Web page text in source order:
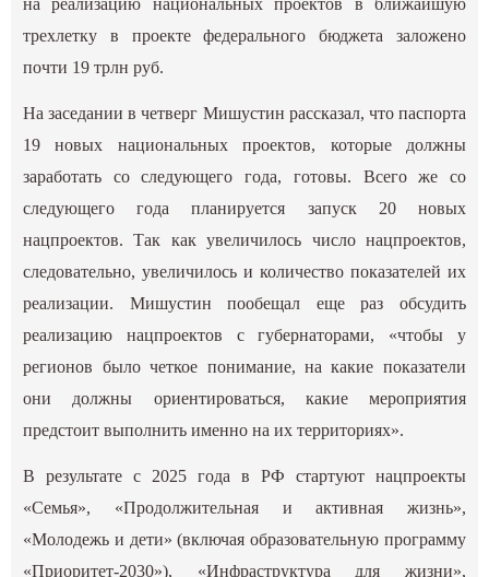
трехлетку в проекте федерального бюджета заложено
почти 19 трлн руб.
На заседании в четверг Мишустин рассказал, что паспорта
19 новых национальных проектов, которые должны
заработать со следующего года, готовы. Всего же со
следующего года планируется запуск 20 новых
нацпроектов. Так как увеличилось число нацпроектов,
следовательно, увеличилось и количество показателей их
реализации. Мишустин пообещал еще раз обсудить
реализацию нацпроектов с губернаторами, «чтобы у
регионов было четкое понимание, на какие показатели
они должны ориентироваться, какие мероприятия
предстоит выполнить именно на их территориях».
В результате с 2025 года в РФ стартуют нацпроекты
«Семья», «Продолжительная и активная жизнь»,
«Молодежь и дети» (включая образовательную программу
«Приоритет-2030»), «Инфраструктура для жизни»,